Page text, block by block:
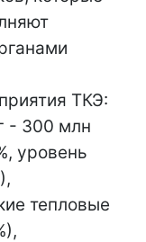
ТКЭ:
- 300 млн
уровень
тепловые